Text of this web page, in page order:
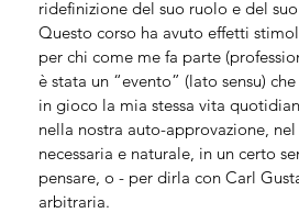
ridefinizione del suo ruolo e del
Questo corso ha avuto effetti
per chi come me fa parte
è stata un “evento” (lato sensu)
in gioco la mia stessa vita
nella nostra auto-approvazione,
necessaria e naturale, in un certo
pensare, o - per dirla con Carl
arbitraria.